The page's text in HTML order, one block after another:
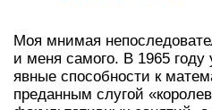
Моя мнимая
и меня самого. В 1965
явные способности к
преданным слугой